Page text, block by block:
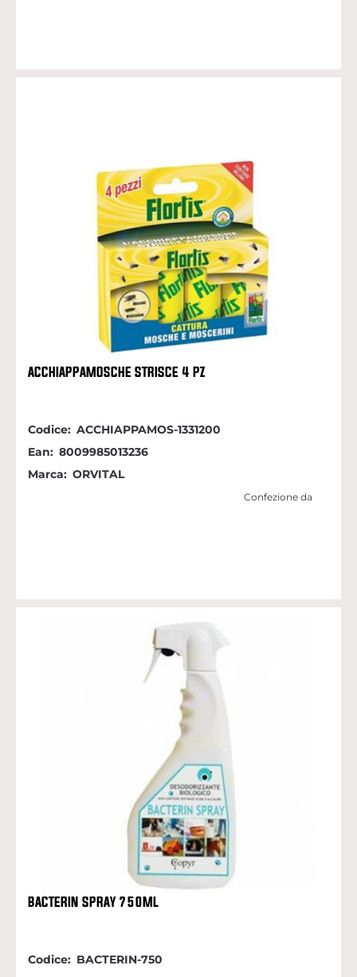
ACCHIAPPAMOSCHE STRISCE 4 PZ
Codice: ACCHIAPPAMOS-1331200
Ean: 8009985013236
Marca: ORVITAL
Confezione da
BACTERIN SPRAY 750ML
Codice: BACTERIN-750